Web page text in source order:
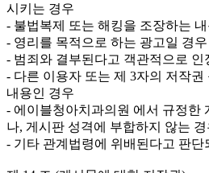
시키는 경우
- 불법복제 또는 해킹을 조장하는
- 영리를 목적으로 하는 광고일 경우
- 범죄와 결부된다고 객관적으로 인
- 다른 이용자 또는 제 3자의 저작
내용인 경우
- 에이블청아치과의원 에서 규정한
나, 게시판 성격에 부합하지 않는 경
- 기타 관계법령에 위배된다고 판단